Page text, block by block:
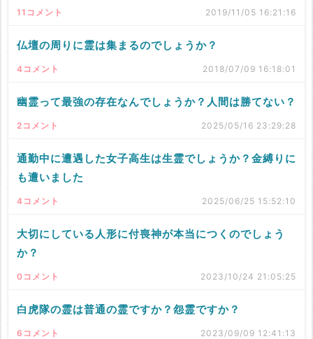
11コメント 2019/11/05 16:21:16
仏壇の周りに霊は集まるのでしょうか？
4コメント 2018/07/09 16:18:01
幽霊って最強の存在なんでしょうか？人間は勝てない？
2コメント 2025/05/16 23:29:28
通勤中に遭遇した女子高生は生霊でしょうか？金縛りに
も遭いました
4コメント 2025/06/25 15:52:10
大切にしている人形に付喪神が本当につくのでしょう
か？
0コメント 2023/10/24 21:05:25
白虎隊の霊は普通の霊ですか？怨霊ですか？
6コメント 2023/09/09 12:41:13